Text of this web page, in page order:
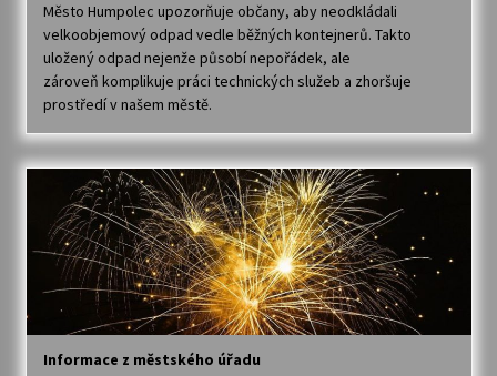
Za kulturou kousek za Humpolec. V Želivě ožije
odkaz Josefa Čapka
13. 7. 2026
Želiv
3. 7. 2026
Petr Adamec – Malovaný svět
30. 6. 2026
Město Humpolec upozorňuje občany, aby neodkládali
velkoobjemový odpad vedle běžných kontejnerů. Takto
uložený odpad nejenže působí nepořádek, ale
zároveň komplikuje práci technických služeb a zhoršuje
prostředí v našem městě.
Informace z městského úřadu